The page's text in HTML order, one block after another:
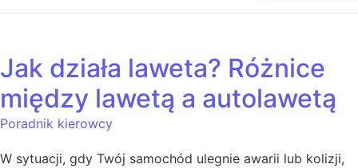
Jak działa laweta? Różnice
między lawetą a autolawetą
Poradnik kierowcy
W sytuacji, gdy Twój samochód ulegnie awarii lub kolizji,